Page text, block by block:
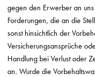
gegen den Erwerber an
Forderungen, die an die
sonst hinsichtlich der
Versicherungsansprüche
Handlung bei Verlust oder
an. Wurde die